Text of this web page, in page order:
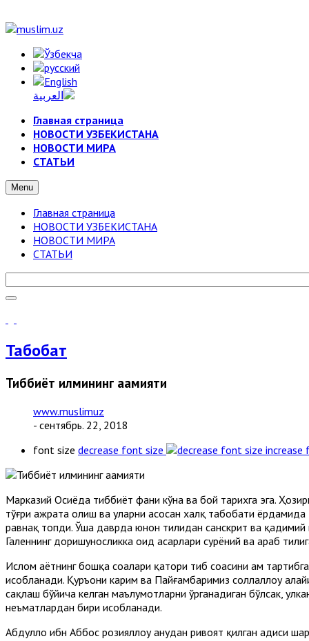
Главная страница
НОВОСТИ УЗБЕКИСТАНА
НОВОСТИ МИРА
СТАТЬИ
Menu
Главная страница
НОВОСТИ УЗБЕКИСТАНА
НОВОСТИ МИРА
СТАТЬИ
Табобат
Тиббиёт илмининг аҳамияти
www.muslimuz
- сентябрь. 22, 2018
font size decrease font size increase
Марказий Осиёда тиббиёт фани кўҳна ва бой тарихга эга.
тўғри ажрата олиш ва уларни асосан халқ табобати
равнақ топди. Ўша даврда юнон тилидан санскрит ва
Галеннинг доришуносликка оид асарлари сурёний ва араб
Ислом ҳаётнинг бошқа соҳалари қатори тиб соҳасини ҳам
ҳисобланади. Қуръони карим ва Пайғамбаримиз соллаллоҳу
сақлаш бўйича келган маълумотларни ўрганадиган бўлсак,
неъматлардан бири ҳисобланади.
Абдуллоҳ ибн Аббос розияллоҳу анҳудан ривоят қилган